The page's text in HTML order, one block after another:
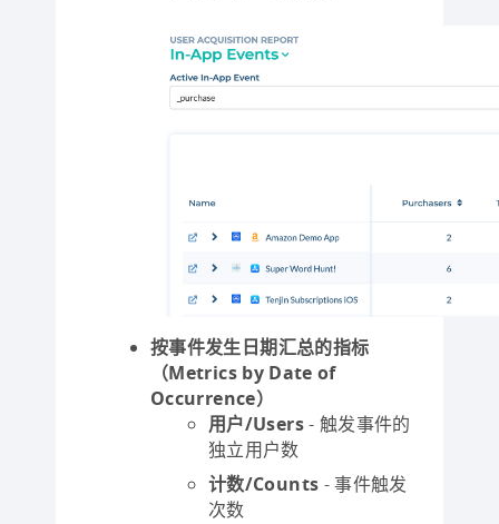
按事件发生日期汇总的指标
（Metrics by Date of
Occurrence）
用户/Users- 触发事件的
独立用户数
计数/Counts - 事件触发
次数